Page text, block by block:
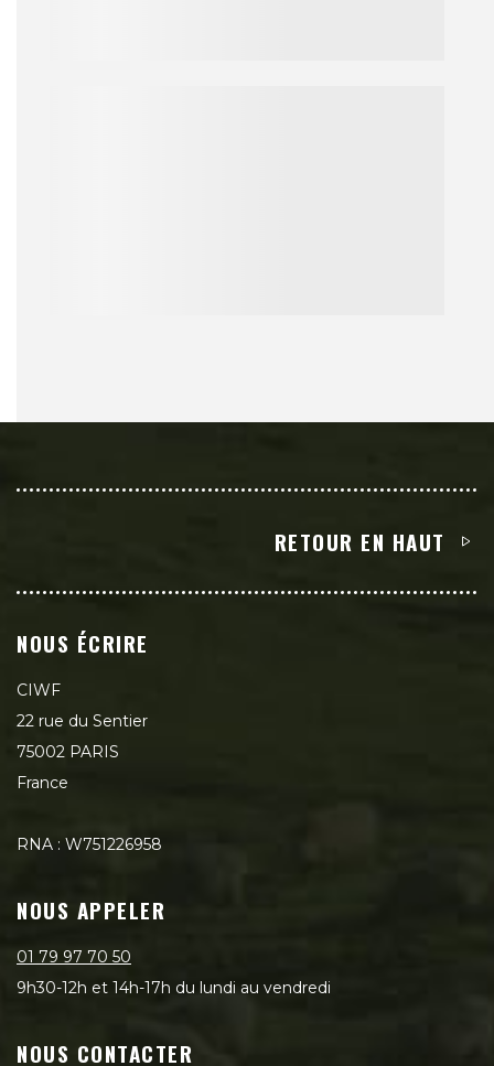
RETOUR EN HAUT
NOUS ÉCRIRE
CIWF
22 rue du Sentier
75002 PARIS
France
RNA : W751226958
NOUS APPELER
01 79 97 70 50
9h30-12h et 14h-17h du lundi au vendredi
NOUS CONTACTER